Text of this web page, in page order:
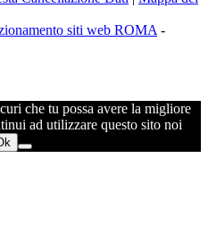
siti web ROMA -
che tu possa avere la migliore
ad utilizzare questo sito noi